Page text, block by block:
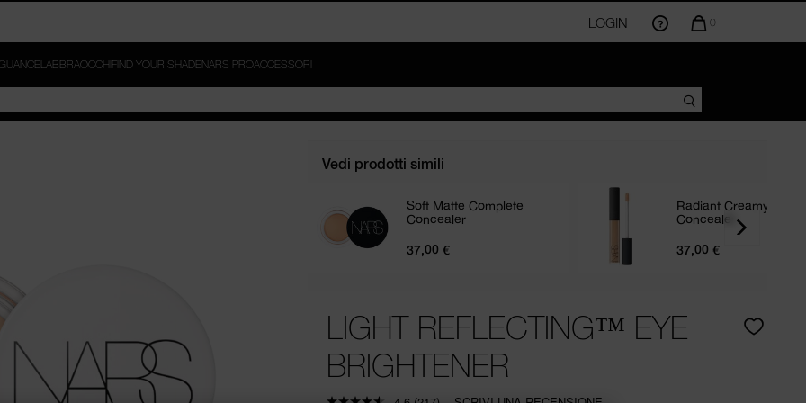
MOISTURIZER DA 79€*.
LOGIN
LA
AMMONTA
0
LABBRAOCCHI FIND YOUR SHADENARS PROACCESSORI
Vedi prodotti simili
Soft Matte Complete
Concealer
37,00 €
Radiant Creamy
Concealer
37,00 €
LIGHT REFLECTING™ EYE
BRIGHTENER